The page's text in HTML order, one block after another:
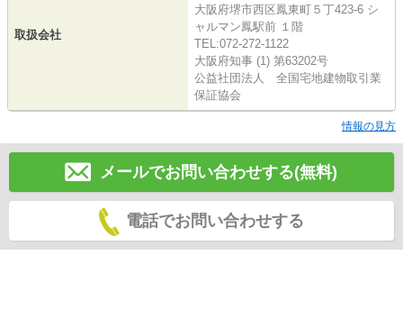
取扱会社
大阪府堺市西区鳳東町５丁423-6 シ
ャルマン鳳駅前 １階
TEL:072-272-1122
大阪府知事 (1) 第63202号
公益社団法人 全国宅地建物取引業
保証協会
情報の見方
メールでお問い合わせする(無料)
電話でお問い合わせする